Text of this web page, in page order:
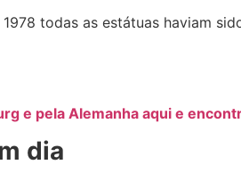
todas as estátuas haviam
e pela Alemanha aqui e
dia